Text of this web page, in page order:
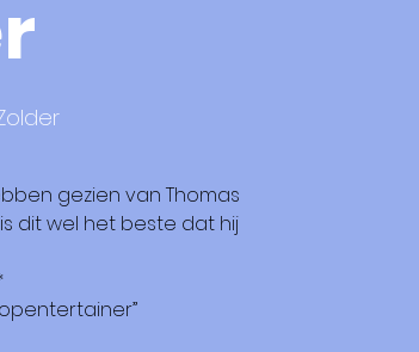
gezien van Thomas
dit wel het beste dat hij